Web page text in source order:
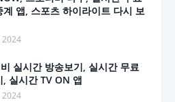
계 앱, 스포츠 하이라이트 다시 보
2024
실시간 방송보기, 실시간 무료
, 실시간 TV ON 앱
2024